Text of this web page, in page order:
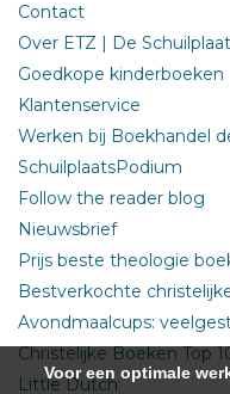
Contact
Over ETZ | De
Goedkope kinderboeken
Klantenservice
Werken bij Boekhandel
SchuilplaatsPodium
Follow the reader blog
Nieuwsbrief
Prijs beste theologie
Bestverkochte
Avondmaalcups:
Christelijke Boeken Top
Little Dutch
Voor een optimale